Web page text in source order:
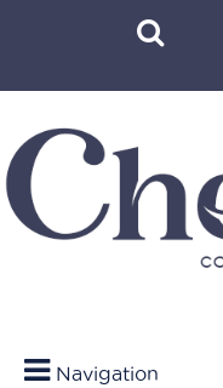
Navigation